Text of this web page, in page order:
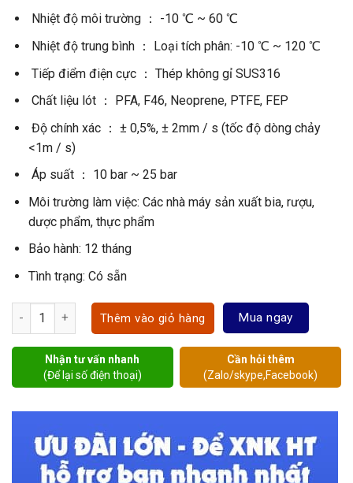
Nhiệt độ môi trường ： -10 ℃ ~ 60 ℃
Nhiệt độ trung bình ： Loại tích phân: -10 ℃ ~ 120 ℃
Tiếp điểm điện cực ： Thép không gỉ SUS316
Chất liệu lót ： PFA, F46, Neoprene, PTFE, FEP
Độ chính xác ： ± 0,5%, ± 2mm / s (tốc độ dòng chảy
<1m / s)
Áp suất ： 10 bar ~ 25 bar
Môi trường làm việc: Các nhà máy sản xuất bia, rượu,
dược phẩm, thực phẩm
Bảo hành: 12 tháng
Tình trạng: Có sẵn
Đồng hồ đo lưu lượng điện từ vi sinh số lượng
Thêm vào giỏ hàng Mua ngay
Nhận tư vấn nhanh
(Để lại số điện thoại)
Cần hỏi thêm
(Zalo/skype,Facebook)